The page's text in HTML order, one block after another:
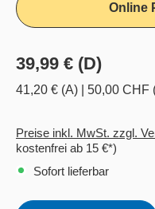
Online
39,99 € (D)
41,20 € (A) 50,00 CHF
Preise inkl. MwSt. zzgl.
kostenfrei ab 15 €*)
Sofort lieferbar